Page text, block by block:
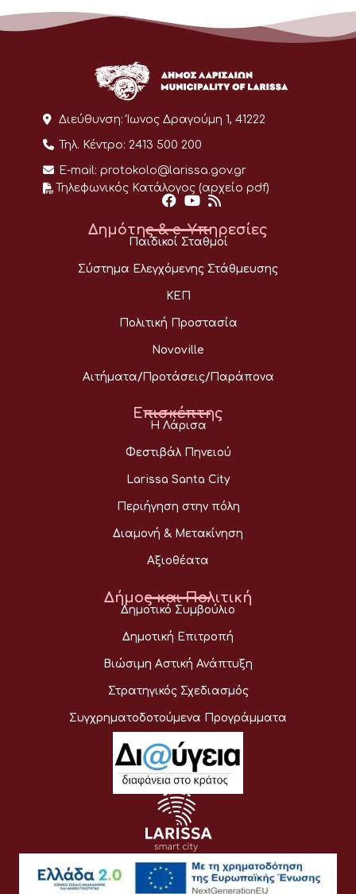
Διεύθυνση: Ίωνος Δραγούμη 1, 41222
Τηλ. Κέντρο: 2413 500 200
E-mail: protokolo@larissa.gov.gr
Τηλεφωνικός Κατάλογος (αρχείο pdf)
Δημότης & e-Υπηρεσίες
Παιδικοί Σταθμοί
Σύστημα Ελεγχόμενης Στάθμευσης
ΚΕΠ
Πολιτική Προστασία
Novoville
Αιτήματα/Προτάσεις/Παράπονα
Επισκέπτης
Η Λάρισα
Φεστιβάλ Πηνειού
Larissa Santa City
Περιήγηση στην πόλη
Διαμονή & Μετακίνηση
Αξιοθέατα
Δήμος και Πολιτική
Δημοτικό Συμβούλιο
Δημοτική Επιτροπή
Βιώσιμη Αστική Ανάπτυξη
Στρατηγικός Σχεδιασμός
Συγχρηματοδοτούμενα Προγράμματα